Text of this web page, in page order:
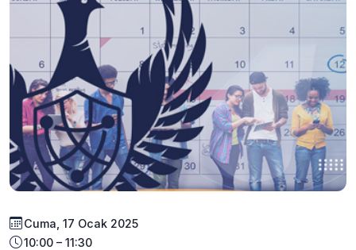
Cuma, 17 Ocak 2025
10:00 – 11:30